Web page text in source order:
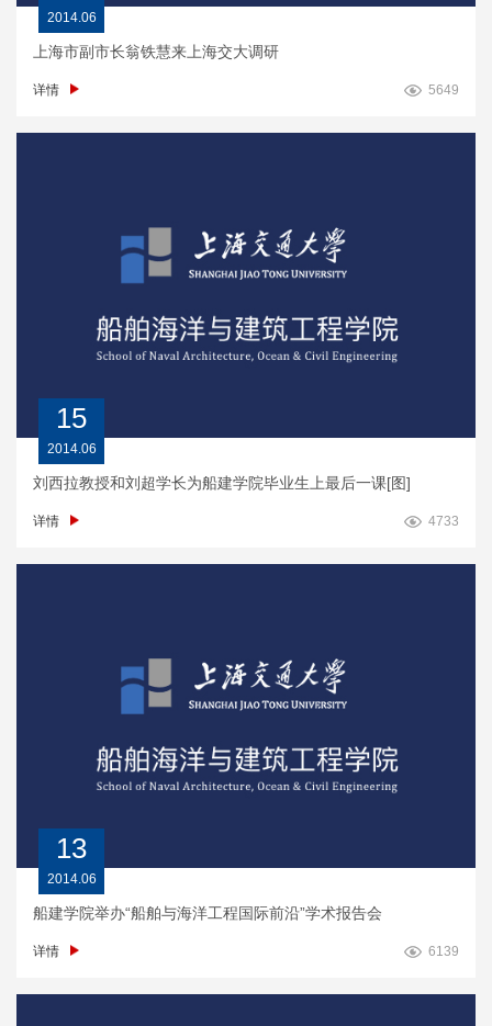
2014.06
上海市副市长翁铁慧来上海交大调研
详情 5649
15
2014.06
刘西拉教授和刘超学长为船建学院毕业生上最后一课[图]
详情 4733
13
2014.06
船建学院举办“船舶与海洋工程国际前沿”学术报告会
详情 6139